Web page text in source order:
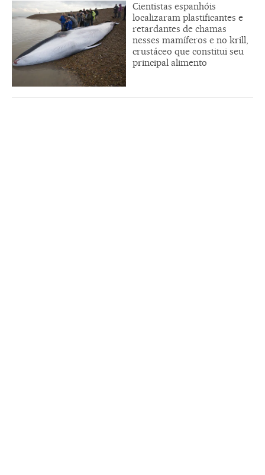
Cientistas espanhóis
localizaram plastificantes e
retardantes de chamas
nesses mamíferos e no krill,
crustáceo que constitui seu
principal alimento